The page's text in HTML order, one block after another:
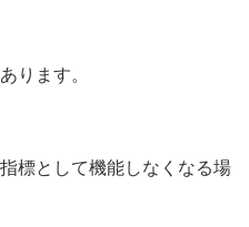
ります。
標として機能しなくなる場